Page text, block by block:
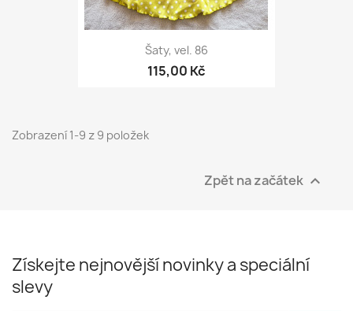
Šaty, vel. 86
115,00 Kč
Zobrazení 1-9 z 9 položek
Zpět na začátek 
Získejte nejnovější novinky a speciální
slevy